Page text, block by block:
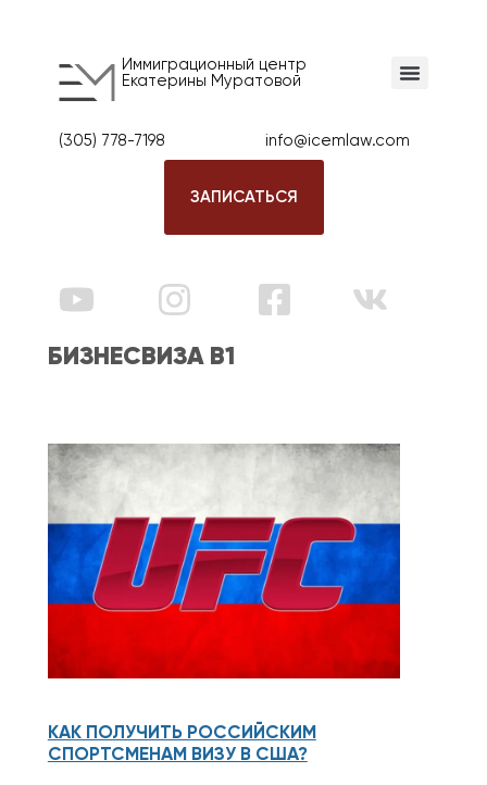
Иммиграционный центр
Екатерины Муратовой
(305) 778-7198 info@icemlaw.com
ЗАПИСАТЬСЯ
БИЗНЕСВИЗА В1
КАК ПОЛУЧИТЬ РОССИЙСКИМ
СПОРТСМЕНАМ ВИЗУ В США?